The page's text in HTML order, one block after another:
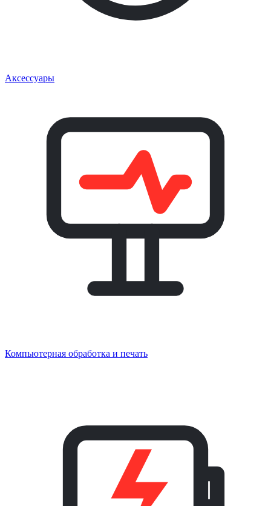
Аксессуары
Компьютерная обработка и печать